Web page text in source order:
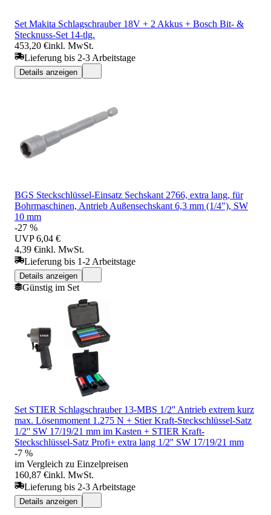
Set Makita Schlagschrauber 18V + 2 Akkus + Bosch Bit- &
Stecknuss-Set 14-tlg.
453,20 €inkl. MwSt.
Lieferung bis 2-3 Arbeitstage
Details anzeigen
BGS Steckschlüssel-Einsatz Sechskant 2766, extra lang, für
Bohrmaschinen, Antrieb Außensechskant 6,3 mm (1/4"), SW
10 mm
-27 %
UVP 6,04 €
4,39 €inkl. MwSt.
Lieferung bis 1-2 Arbeitstage
Details anzeigen
Günstig im Set
Set STIER Schlagschrauber 13-MBS 1/2'' Antrieb extrem kurz
max. Lösenmoment 1.275 N + Stier Kraft-Steckschlüssel-Satz
1/2'' SW 17/19/21 mm im Kasten + STIER Kraft-
Steckschlüssel-Satz Profi+ extra lang 1/2'' SW 17/19/21 mm
-7 %
im Vergleich zu Einzelpreisen
160,87 €inkl. MwSt.
Lieferung bis 2-3 Arbeitstage
Details anzeigen